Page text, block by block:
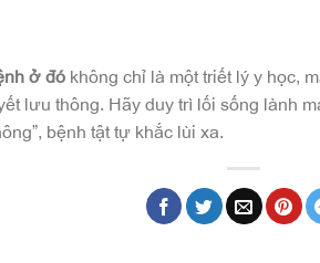
ở đó không chỉ là một triết lý y học,
lưu thông. Hãy duy trì lối sống lành
bệnh tật tự khắc lùi xa.